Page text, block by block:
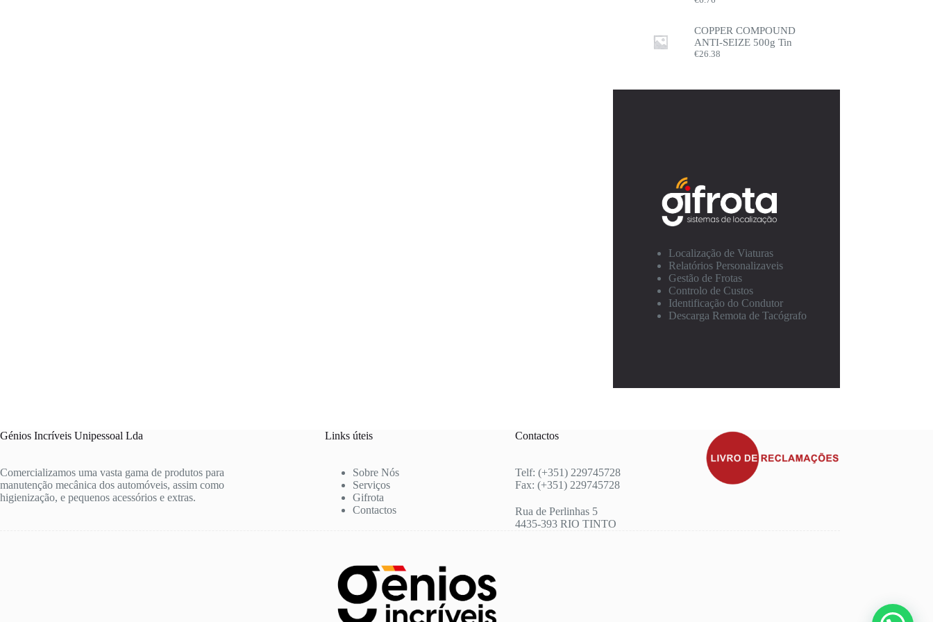
COPPER COMPOUND
ANTI-SEIZE 500g Tin
€26.38
Localização de Viaturas
Relatórios Personalizaveis
Gestão de Frotas
Controlo de Custos
Identificação do Condutor
Descarga Remota de Tacógrafo
Génios Incríveis Unipessoal Lda
Comercializamos uma vasta gama de produtos para
manutenção mecânica dos automóveis, assim como
higienização, e pequenos acessórios e extras.
Links úteis
Sobre Nós
Serviços
Gifrota
Contactos
Contactos
Telf: (+351) 229745728
Fax: (+351) 229745728
Rua de Perlinhas 5
4435-393 RIO TINTO